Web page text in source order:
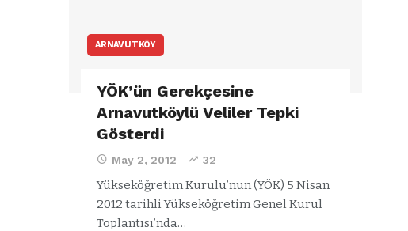
ARNAVUTKÖY
YÖK’ün Gerekçesine
Arnavutköylü Veliler Tepki
Gösterdi
May 2, 2012 32
Yükseköğretim Kurulu’nun (YÖK) 5 Nisan
2012 tarihli Yükseköğretim Genel Kurul
Toplantısı’nda…